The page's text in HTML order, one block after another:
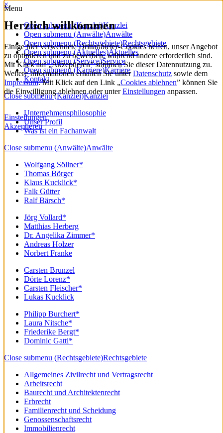
Menu
Open submenu (Kanzlei)Kanzlei
Open submenu (Anwälte)Anwälte
Open submenu (Rechtsgebiete)Rechtsgebiete
Open submenu (Aktuelles)Aktuelles
Open submenu (Service)Service
Open submenu (Karriere)Karriere
Kontakt
Close submenu (Kanzlei)Kanzlei
Unternehmensphilosophie
Unser Profil
Was ist ein Fachanwalt
Close submenu (Anwälte)Anwälte
Wolfgang Söllner*
Thomas Börger
Klaus Kucklick*
Falk Gütter
Ralf Bärsch*
Jörg Vollard*
Matthias Herberg
Dr. Angelika Zimmer*
Andreas Holzer
Norbert Franke
Carsten Brunzel
Dörte Lorenz*
Carsten Fleischer*
Lukas Kucklick
Philipp Burchert*
Laura Nitsche*
Friederike Bergt*
Dominic Gatti*
Close submenu (Rechtsgebiete)Rechtsgebiete
Allgemeines Zivilrecht und Vertragsrecht
Arbeitsrecht
Baurecht und Architektenrecht
Erbrecht
Familienrecht und Scheidung
Genossenschaftsrecht
Immobilienrecht
×
Herzlich willkommen
Einige hier verwendete Drittanbieter-Cookies helfen, unser Angebot
zu optimieren und zu bewerben, während andere erforderlich sind.
Mit Klick auf „Akzeptieren” stimmen Sie dieser Datennutzung zu.
Weitere Informationen erhalten Sie unterDatenschutz sowie dem
Impressum. Mit Klick auf den Link „Cookies ablehnen” können Sie
die Einwilligung ablehnen oder unterEinstellungen anpassen.
Einstellungen
Akzeptieren